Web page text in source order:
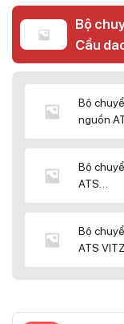
Bộ
Cầu
Bộ
nguồn
Bộ
ATS
Bộ
ATS